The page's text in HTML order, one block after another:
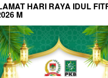
HARI RAYA IDUL
M